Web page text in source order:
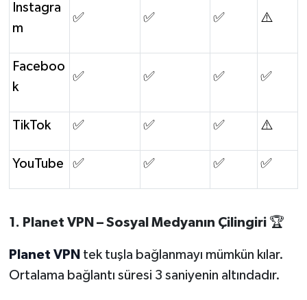
Instagra
m
✅ ✅ ✅ ⚠️
Faceboo
k
✅ ✅ ✅ ✅
TikTok ✅ ✅ ✅ ⚠️
YouTube ✅ ✅ ✅ ✅
1. Planet VPN – Sosyal Medyanın Çilingiri 🏆
Planet VPN tek tuşla bağlanmayı mümkün kılar.
Ortalama bağlantı süresi 3 saniyenin altındadır.